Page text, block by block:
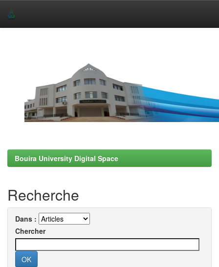
Bouira University Digital Space
Recherche
Dans :
Chercher